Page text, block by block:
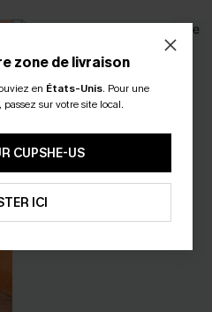
zone de livraison
en États-Unis. Pour une
sur votre site local.
CUPSHE-US
ICI